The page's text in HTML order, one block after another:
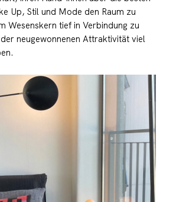
Up, Stil und Mode den Raum zu
Wesenskern tief in Verbindung zu
neugewonnenen Attraktivität viel